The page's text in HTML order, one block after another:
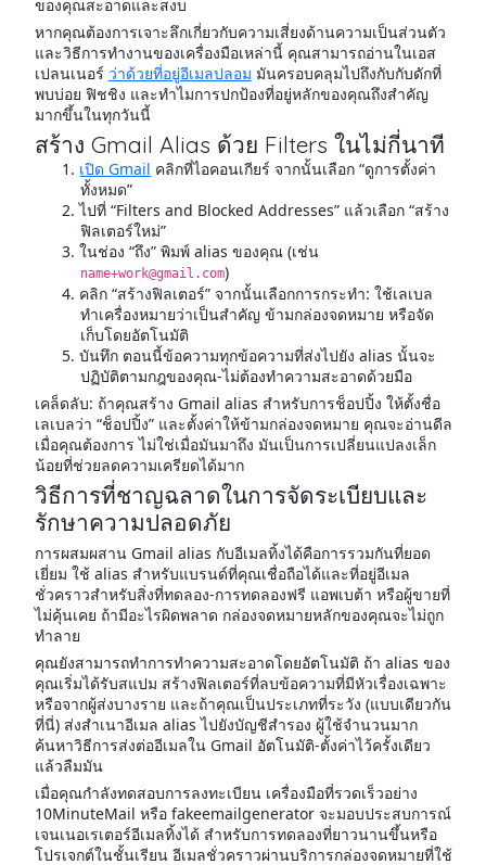
ของคุณสะอาดและสงบ
หากคุณต้องการเจาะลึกเกี่ยวกับความเสี่ยงด้านความเป็นส่วนตัว
และวิธีการทำงานของเครื่องมือเหล่านี้ คุณสามารถอ่านในเอส
เปลนเนอร์ ว่าด้วยที่อยู่อีเมลปลอม มันครอบคลุมไปถึงกับกับดักที่
พบบ่อย ฟิชชิง และทำไมการปกป้องที่อยู่หลักของคุณถึงสำคัญ
มากขึ้นในทุกวันนี้
สร้าง Gmail Alias ด้วย Filters ในไม่กี่นาที
เปิด Gmail คลิกที่ไอคอนเกียร์ จากนั้นเลือก “ดูการตั้งค่า
ทั้งหมด”
ไปที่ “Filters and Blocked Addresses” แล้วเลือก “สร้าง
ฟิลเตอร์ใหม่”
ในช่อง “ถึง” พิมพ์ alias ของคุณ (เช่น
name+work@gmail.com)
คลิก “สร้างฟิลเตอร์” จากนั้นเลือกการกระทำ: ใช้เลเบล
ทำเครื่องหมายว่าเป็นสำคัญ ข้ามกล่องจดหมาย หรือจัด
เก็บโดยอัตโนมัติ
บันทึก ตอนนี้ข้อความทุกข้อความที่ส่งไปยัง alias นั้นจะ
ปฏิบัติตามกฎของคุณ-ไม่ต้องทำความสะอาดด้วยมือ
เคล็ดลับ: ถ้าคุณสร้าง Gmail alias สำหรับการช็อปปิ้ง ให้ตั้งชื่อ
เลเบลว่า “ช็อปปิ้ง” และตั้งค่าให้ข้ามกล่องจดหมาย คุณจะอ่านดีล
เมื่อคุณต้องการ ไม่ใช่เมื่อมันมาถึง มันเป็นการเปลี่ยนแปลงเล็ก
น้อยที่ช่วยลดความเครียดได้มาก
วิธีการที่ชาญฉลาดในการจัดระเบียบและ
รักษาความปลอดภัย
การผสมผสาน Gmail alias กับอีเมลทิ้งได้คือการรวมกันที่ยอด
เยี่ยม ใช้ alias สำหรับแบรนด์ที่คุณเชื่อถือได้และที่อยู่อีเมล
ชั่วคราวสำหรับสิ่งที่ทดลอง-การทดลองฟรี แอพเบต้า หรือผู้ขายที่
ไม่คุ้นเคย ถ้ามีอะไรผิดพลาด กล่องจดหมายหลักของคุณจะไม่ถูก
ทำลาย
คุณยังสามารถทำการทำความสะอาดโดยอัตโนมัติ ถ้า alias ของ
คุณเริ่มได้รับสแปม สร้างฟิลเตอร์ที่ลบข้อความที่มีหัวเรื่องเฉพาะ
หรือจากผู้ส่งบางราย และถ้าคุณเป็นประเภทที่ระวัง (แบบเดียวกัน
ที่นี่) ส่งสำเนาอีเมล alias ไปยังบัญชีสำรอง ผู้ใช้จำนวนมาก
ค้นหาวิธีการส่งต่ออีเมลใน Gmail อัตโนมัติ-ตั้งค่าไว้ครั้งเดียว
แล้วลืมมัน
เมื่อคุณกำลังทดสอบการลงทะเบียน เครื่องมือที่รวดเร็วอย่าง
10MinuteMail หรือ fakeemailgenerator จะมอบประสบการณ์
เจนเนอเรเตอร์อีเมลทิ้งได้ สำหรับการทดลองที่ยาวนานขึ้นหรือ
โปรเจกต์ในชั้นเรียน อีเมลชั่วคราวผ่านบริการกล่องจดหมายที่ใช้